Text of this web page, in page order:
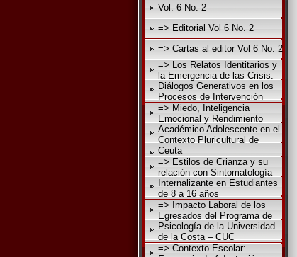
Vol. 6 No. 2
=> Editorial Vol 6 No. 2
=> Cartas al editor Vol 6 No. 2
=> Los Relatos Identitarios y
la Emergencia de las Crisis:
Diálogos Generativos en los
Procesos de Intervención
=> Miedo, Inteligencia
Emocional y Rendimiento
Académico Adolescente en el
Contexto Pluricultural de
Ceuta
=> Estilos de Crianza y su
relación con Sintomatología
Internalizante en Estudiantes
de 8 a 16 años
=> Impacto Laboral de los
Egresados del Programa de
Psicología de la Universidad
de la Costa – CUC
=> Contexto Escolar: